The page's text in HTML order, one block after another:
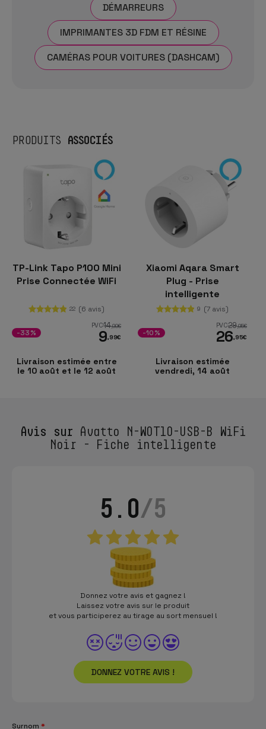
DÉMARREURS
IMPRIMANTES 3D FDM ET RÉSINE
CAMÉRAS POUR VOITURES (DASHCAM)
PRODUITS ASSOCIÉS
TP-Link Tapo P100 Mini
Prise Connectée WiFi
22 (6 avis)
PVC14,99€
9,99€
-33%
Livraison estimée entre
le 10 août et le 12 août
Xiaomi Aqara Smart
Plug - Prise
intelligente
9 (7 avis)
PVC29,95€
26,95€
-10%
Livraison estimée
vendredi, 14 août
Avis sur Avatto N-WOT10-USB-B WiFi
Noir - Fiche intelligente
5.0/5
Donnez votre avis et gagnez !
Laissez votre avis sur le produit
et vous participerez au tirage au sort mensuel !
DONNEZ VOTRE AVIS !
Surnom *